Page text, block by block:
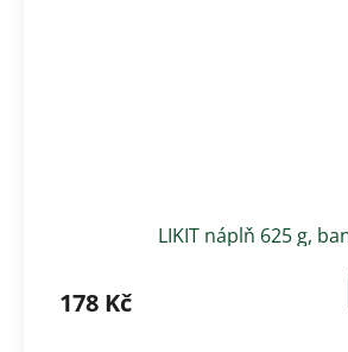
LIKIT náplň 625 g,
178 Kč